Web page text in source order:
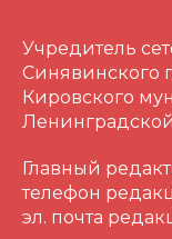
Учредитель
Синявинского
Кировского
Главный
телефон
эл. почта